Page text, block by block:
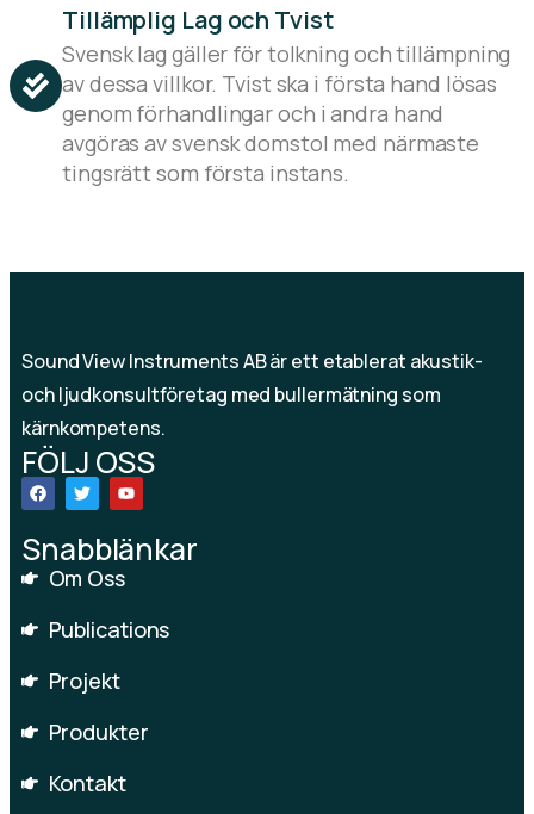
Tillämplig Lag och Tvist
Svensk lag gäller för tolkning och tillämpning
av dessa villkor. Tvist ska i första hand lösas
genom förhandlingar och i andra hand
avgöras av svensk domstol med närmaste
tingsrätt som första instans.
Sound View Instruments AB är ett etablerat akustik-
och ljudkonsultföretag med bullermätning som
kärnkompetens.
FÖLJ OSS
Snabblänkar
Om Oss
Publications
Projekt
Produkter
Kontakt